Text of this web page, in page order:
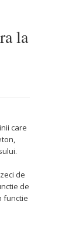
la
care
de
de
functie